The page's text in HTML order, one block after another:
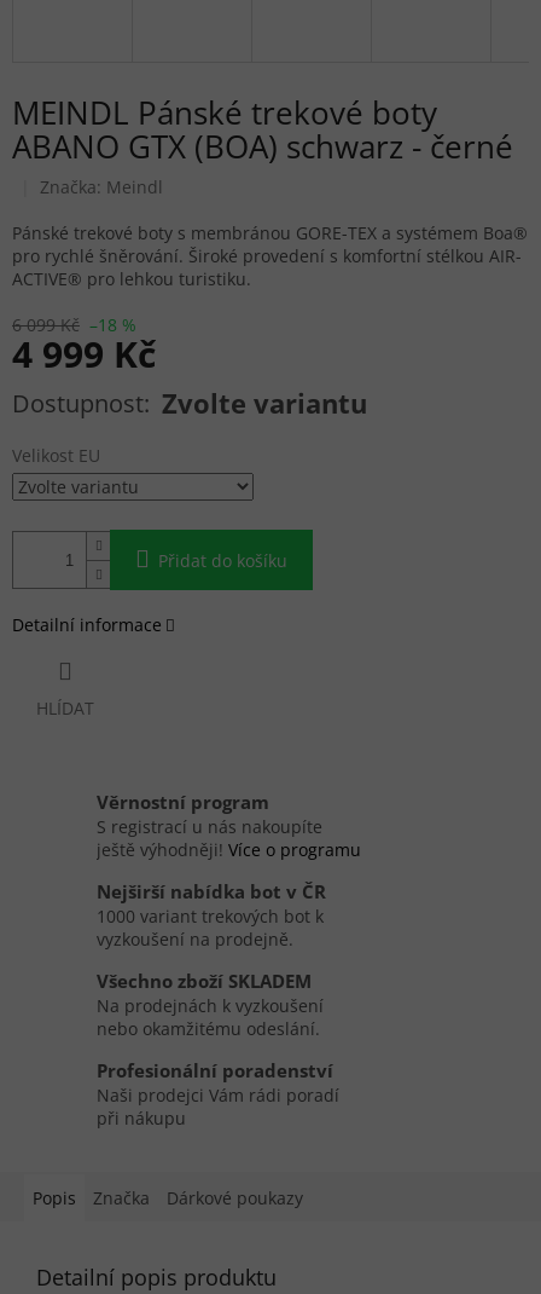
MEINDL Pánské trekové boty
ABANO GTX (BOA) schwarz - černé
Značka: Meindl
6 099 Kč –18 %
4 999 Kč
Měrná cena: Zvolte variantu
Velikost EU
Přidat do košíku
Pánské trekové boty s membránou GORE-TEX a systémem Boa®
pro rychlé šněrování. Široké provedení s komfortní stélkou AIR-
ACTIVE® pro lehkou turistiku.
Detailní informace
HLÍDAT
Věrnostní program
S registrací u nás nakoupíte
ještě výhodněji! Více o programu
Nejširší nabídka bot v ČR
1000 variant trekových bot k
vyzkoušení na prodejně.
Všechno zboží SKLADEM
Na prodejnách k vyzkoušení
nebo okamžitému odeslání.
Profesionální poradenství
Naši prodejci Vám rádi poradí
při nákupu
Popis Značka Dárkové poukazy
Detailní popis produktu